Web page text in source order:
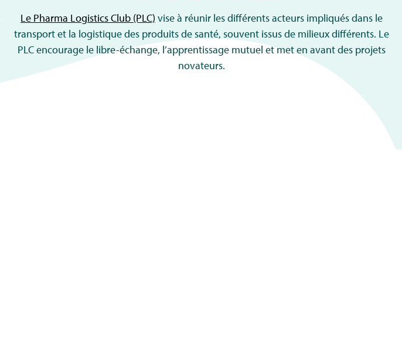
Le Pharma Logistics Club (PLC) vise à réunir les différents acteurs impliqués dans le
transport et la logistique des produits de santé, souvent issus de milieux différents. Le
PLC encourage le libre-échange, l’apprentissage mutuel et met en avant des projets
novateurs.